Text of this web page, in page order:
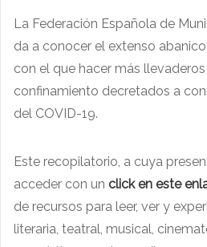
La Federación Española de
da a conocer el extenso
con el que hacer más
confinamiento decretados a
del COVID-19.
Este recopilatorio, a cuya
acceder con un click en este
de recursos para leer, ver y
literaria, teatral, musical,